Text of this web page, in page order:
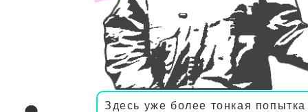
Здесь уже более тонкая